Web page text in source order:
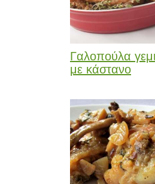
Γαλοπούλα
με κάστανο